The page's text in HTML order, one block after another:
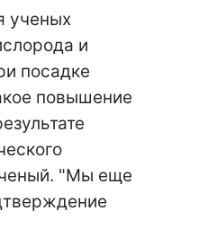
ученых
и
посадке
повышение
"Мы еще